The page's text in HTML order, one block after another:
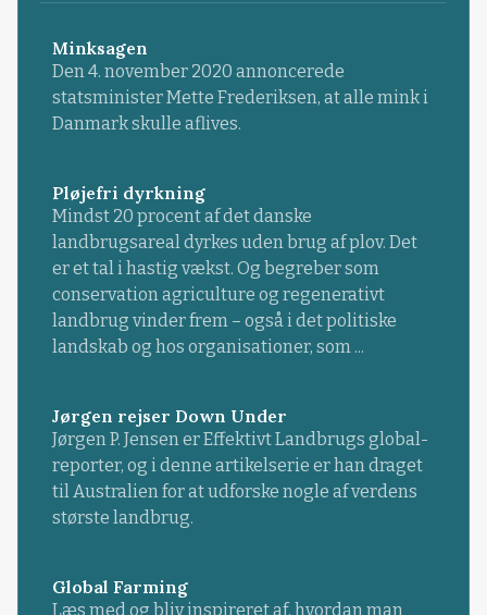
Minksagen
Den 4. november 2020 annoncerede
statsminister Mette Frederiksen, at alle mink i
Danmark skulle aflives.
Pløjefri dyrkning
Mindst 20 procent af det danske
landbrugsareal dyrkes uden brug af plov. Det
er et tal i hastig vækst. Og begreber som
conservation agriculture og regenerativt
landbrug vinder frem – også i det politiske
landskab og hos organisationer, som ...
Jørgen rejser Down Under
Jørgen P. Jensen er Effektivt Landbrugs global-
reporter, og i denne artikelserie er han draget
til Australien for at udforske nogle af verdens
største landbrug.
Global Farming
Læs med og bliv inspireret af, hvordan man